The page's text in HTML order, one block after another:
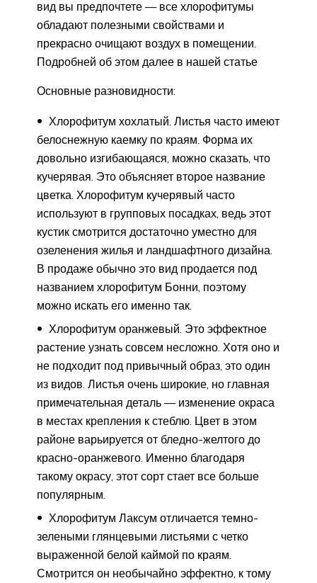
вид вы предпочтете — все хлорофитумы
обладают полезными свойствами и
прекрасно очищают воздух в помещении.
Подробней об этом далее в нашей статье
Основные разновидности:
Хлорофитум хохлатый. Листья часто имеют
белоснежную каемку по краям. Форма их
довольно изгибающаяся, можно сказать, что
кучерявая. Это объясняет второе название
цветка. Хлорофитум кучерявый часто
используют в групповых посадках, ведь этот
кустик смотрится достаточно уместно для
озеленения жилья и ландшафтного дизайна.
В продаже обычно это вид продается под
названием хлорофитум Бонни, поэтому
можно искать его именно так.
Хлорофитум оранжевый. Это эффектное
растение узнать совсем несложно. Хотя оно и
не подходит под привычный образ, это один
из видов. Листья очень широкие, но главная
примечательная деталь — изменение окраса
в местах крепления к стеблю. Цвет в этом
районе варьируется от бледно-желтого до
красно-оранжевого. Именно благодаря
такому окрасу, этот сорт стает все больше
популярным.
Хлорофитум Лаксум отличается темно-
зелеными глянцевыми листьями с четко
выраженной белой каймой по краям.
Смотрится он необычайно эффектно, к тому